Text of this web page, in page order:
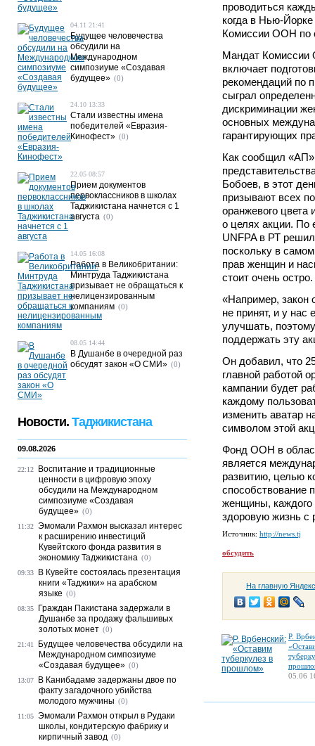
проводиться
когда в Нью-
Комиссии ООН по
Мандат Комиссии
включает
рекомендаций по
сыграл
дискриминации
основных
гарантирующих
Как сообщил
Бобоев, в этот
призывают всех
оранжевого
о целях акции. По
UNFPA в РТ
поскольку в
прав женщин и
стоит очень остро.
«Например, закон
не принят, и у нас
улучшать,
поддержать эту
Он добавил, что
главной работой
кампании будет
каждому
изменить аватар
символом этой
Фонд ООН в
является
развитию, целью
способствование
женщины, каждого
здоровую жизнь с
Источник: http://news.tj
обсудить
На главную
Р.
05.06
04.11 21:41
Будущее человечества
обсудили на
Международном
симпозиуме «Создавая
будущее» (0)
24.10 13:33
Стали известны имена
победителей «Евразия-
Кинофест» (0)
22.05 08:57
Прием документов
первоклассников в школах
Таджикистана начнется с 1
августа (0)
14.05 16:08
Работа в Великобритании:
Минтруда Таджикистана
призывает не обращаться к
нелицензированным
компаниям (0)
08.05 14:44
В Душанбе в очередной раз
обсудят закон «О СМИ» (0)
Новости. Таджикистана
09.08.2026
22:12
Воспитание и традиционные
ценности в цифровую эпоху
обсудили на Международном
симпозиуме «Создавая
будущее» (0)
11:32 Эмомали Рахмон высказал интерес
к расширению инвестиций
Кувейтского фонда развития в
экономику Таджикистана (0)
09:33
В Кувейте состоялась презентация
книги «Таджики» на арабском
языке (0)
08:35
Граждан Пакистана задержали в
Душанбе за продажу фальшивых
золотых монет (0)
21:41
Будущее человечества обсудили на
Международном симпозиуме
«Создавая будущее» (0)
13:07
В Канибадаме задержаны двое по
факту загадочного убийства
молодого мужчины (0)
11:05 Эмомали Рахмон открыл в Рудаки
школы, кондитерскую фабрику и
кирпичный завод (0)